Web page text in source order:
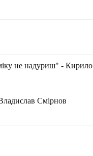
не надуриш" - Кирило
Смірнов